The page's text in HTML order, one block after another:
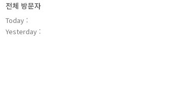
전체 방문자
Today :
Yesterday :